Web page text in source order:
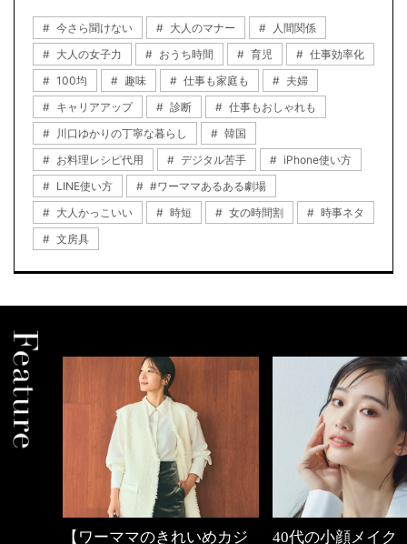
今さら聞けない 大人のマナー
人間関係
大人の女子力
おうち時間 育児
仕事効率化
100均
趣味 仕事も家庭も
夫婦
キャリアアップ
診断
仕事もおしゃれも
川口ゆかりの丁寧な暮らし
韓国
お料理レシピ代用
デジタル苦手
iPhone使い方
LINE使い方
#ワーママあるある劇場
大人かっこいい
時短 女の時間割
時事ネタ
文房具
40代の小顔メイク 働く女性のバッグ